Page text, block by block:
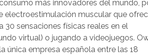
más innovadores del mundo,
electroestimulación muscular que
30 sensaciones físicas reales en el
virtual) o jugando a videojuegos.
única empresa española entre las 18